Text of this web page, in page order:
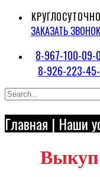
КРУГЛОСУТОЧНО
ЗАКАЗАТЬ ЗВОНОК
8-967-100-09-
8-926-223-
Главная | Наши